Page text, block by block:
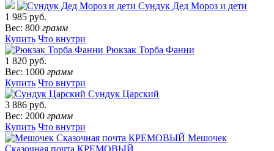
Сундук Дед Мороз и дети
1 985 руб.
Вес: 800 грамм
Купить Что внутри
Рюкзак Торба Фанни
1 820 руб.
Вес: 1000 грамм
Купить Что внутри
Сундук Царский
3 886 руб.
Вес: 2000 грамм
Купить Что внутри
Мешочек